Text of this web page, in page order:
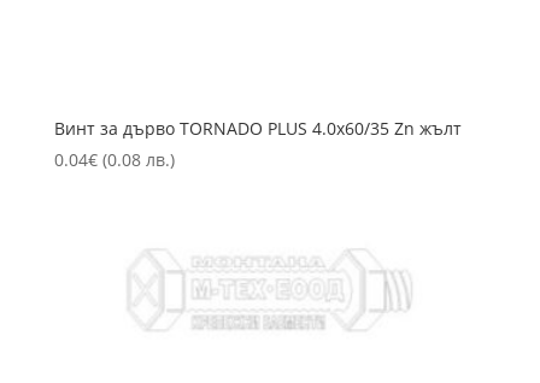
Винт за дърво TORNADO PLUS 4.0х60/35 Zn жълт
0.04€ (0.08 лв.)